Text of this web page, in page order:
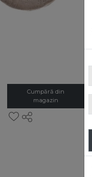
Cumpără din
magazin